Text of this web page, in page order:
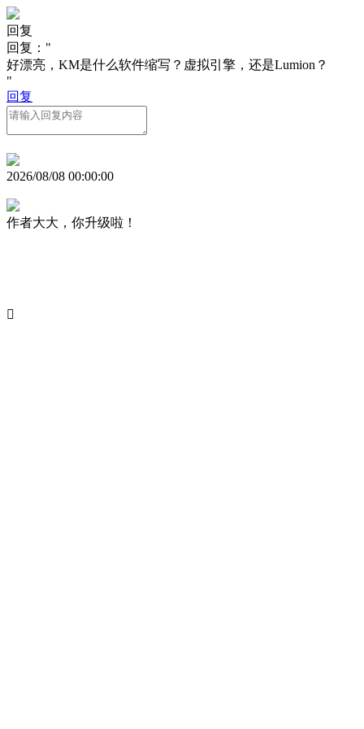
回复
回复："
好漂亮，KM是什么软件缩写？虚拟引擎，还是Lumion？
"
回复
2026/08/08 00:00:00
作者大大，你升级啦！
